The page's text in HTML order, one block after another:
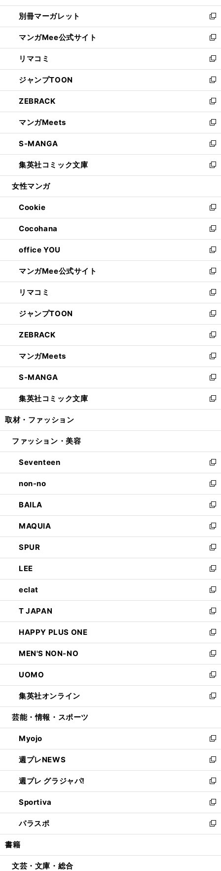
開
く
ウ
で
開
く
ウ
ィ
ン
ド
ウ
で
開
く
し
い
ウ
ィ
ン
ド
ウ
で
開
く
別冊マーガレット
新
し
い
ウ
ィ
ン
ド
ウ
で
開
く
マンガMee公式サイト
新
し
い
ウ
ィ
ン
ド
ウ
で
開
く
リマコミ
新
し
い
ウ
ィ
ン
ド
ウ
で
開
く
ジャンプTOON
新
し
い
ウ
ィ
ン
ド
ウ
で
開
ZEBRACK
新
し
い
ウ
ィ
ン
ド
ウ
開
く
マンガMeets
新
し
い
ウ
ィ
ン
ウ
で
開
く
S-MANGA
新
し
い
ウ
ン
ド
ウ
で
開
く
集英社コミック文庫
新
し
ウ
ィ
ン
ド
ウ
で
開
く
女性マンガ
Cookie
新
し
い
ウ
ィ
ン
ド
ウ
で
開
く
Cocohana
新
し
い
ウ
ィ
ン
ド
ウ
で
開
く
office YOU
新
し
い
ウ
ィ
ン
ド
ウ
で
開
く
マンガMee公式サイト
新
し
い
ウ
ィ
ン
ド
ウ
で
開
く
リマコミ
新
し
い
ウ
ィ
ン
ド
ウ
で
開
く
ジャンプTOON
新
し
い
ウ
ィ
ン
ド
ウ
で
開
ZEBRACK
新
し
い
ウ
ィ
ン
ド
ウ
開
マンガMeets
新
し
い
ウ
ィ
ン
ウ
開
く
S-MANGA
新
し
い
ウ
ン
ウ
で
開
く
集英社コミック文庫
新
し
ウ
ン
ド
ウ
で
開
く
取材・ファッション
ファッション・美容
Seventeen
新
し
い
ウ
ィ
ン
ド
ウ
で
開
く
non-no
新
し
い
ウ
ィ
ン
ド
ウ
で
開
く
BAILA
新
し
い
ウ
ィ
ン
ド
ウ
で
開
く
MAQUIA
新
し
い
ウ
ィ
ン
ド
ウ
で
開
く
SPUR
新
し
い
ウ
ィ
ン
ド
ウ
で
開
く
LEE
新
し
い
ウ
ィ
ン
ド
ウ
で
開
く
eclat
新
し
い
ウ
ィ
ン
ド
ウ
で
開
く
T JAPAN
新
し
い
ウ
ィ
ン
ド
ウ
で
開
HAPPY PLUS ONE
新
し
い
ウ
ィ
ン
ド
ウ
開
く
MEN'S NON-NO
新
し
い
ウ
ィ
ン
ウ
で
開
く
UOMO
新
し
い
ウ
ン
ド
ウ
で
開
く
集英社オンライン
新
し
ウ
ィ
ン
ド
ウ
で
開
く
芸能・情報・スポーツ
Myojo
新
し
い
ウ
ィ
ン
ド
ウ
で
開
週プレNEWS
新
し
い
ウ
ィ
ン
ド
ウ
開
週プレ グラジャパ!
新
し
い
ウ
ィ
ン
ウ
Sportiva
新
し
い
ウ
ン
パラスポ
新
し
ウ
書籍
文芸・文庫・総合